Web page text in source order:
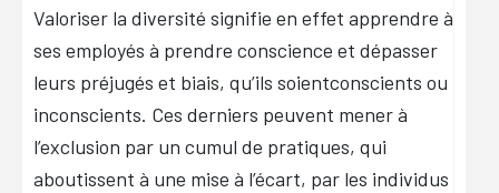
Valoriser la diversité signifie en effet apprendre à
ses employés à prendre conscience et dépasser
leurs préjugés et biais, qu’ils soientconscients ou
inconscients. Ces derniers peuvent mener à
l’exclusion par un cumul de pratiques, qui
aboutissent à une mise à l’écart, par les individus